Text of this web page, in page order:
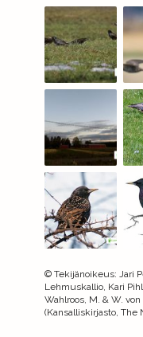
© Tekijänoikeus: Jari
Lehmuskallio, Kari
Wahlroos, M. & W.
(Kansalliskirjasto, The